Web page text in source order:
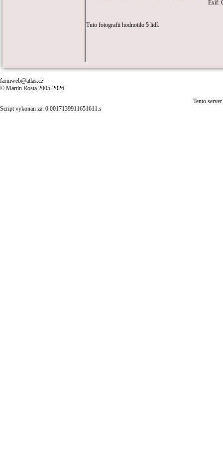
Exif:
Tuto fotografii hodnotilo 5 lidí.
farmweb@atlas.cz
© Martin Rosta 2005-2026
Tento
Script vykonan za: 0.0017139911651611.s